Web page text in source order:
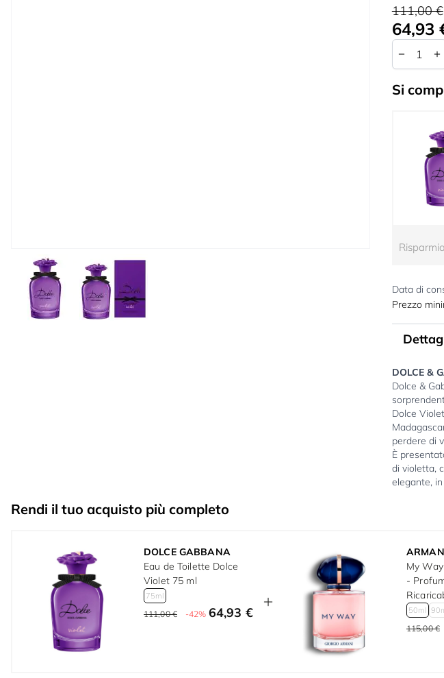
View larger imageView larger image
111,00 €
A partire da:
64,93
Quantità
Si
Data di
Prezzo
DOLCE &
Dolce &
Dolce
perdere di
È
di violetta,
elegante,
Rendi il tuo acquisto più completo
DOLCE GABBANA
Eau de Toilette Dolce
Violet 75 ml
75ml
111,00 € -42% 64,93 €
My
-
50ml
115,00 €